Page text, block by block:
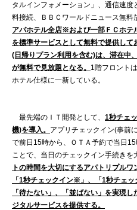
タルインフォメーション」、通信速
料接続、ＢＢＣワールドニュース無料
アパホテル全店※および一部ＦＣホテ
を標準サービスとして無料で提供し
(日帰りプラン利用を含む)は、滞在中
が無料で見放題となる。 1階フロント
ホテル仕様に一新している。
最先端のＩＴ開発として、 1秒チェ
機)を導入。 アプリチェックイン(事前
で前日15時から、ＯＴＡ予約で当日
ことで、当日のチェックイン手続きを
トの時間を大切にするアパトリプル
「1秒チェックイン※」、「1秒チェ
「待たない」、「並ばない」を実現
ジタルサービスを提供する。